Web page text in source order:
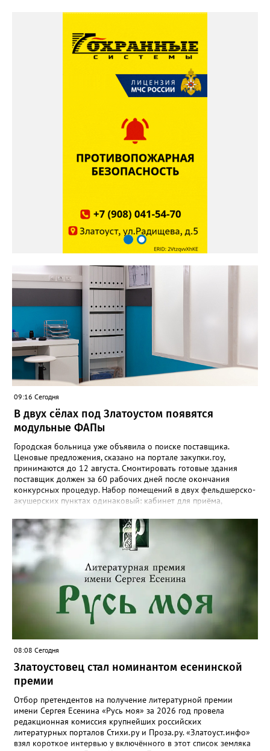
владельца автовокзала в конечном пункте маршрута либо
Чтобы вернуть забытое, пассажиру придётся подтвердить
право собственности, подробно описав вещь и указав особые
приметы. Златоустовцам, оставившим вещи в городском
транспорте, советуют обращаться по телефонам +7 (3513) 666-
462 – если пропажа произошла в автобусе, +7 (3513) 673-292 –
если в трамвае. «Также уточнить информацию о забытых
откладывайте звонок — возможно, ваши вещи уже найдены!»
09:16 Сегодня
В двух сёлах под Златоустом появятся
модульные ФАПы
Городская больница уже объявила о поиске поставщика.
Ценовые предложения, сказано на портале закупки.гоу,
принимаются до 12 августа. Смонтировать готовые здания
поставщик должен за 60 рабочих дней после окончания
конкурсных процедур. Набор помещений в двух фельдшерско-
акушерских пунктах одинаковый: кабинет для приёма,
также комната для хранения лекарственных препаратов и
другие вспомогательные. В Веселовке новый ФАП
расположится на участке №58 по улице Ленина, в Кувашах –
на Советской, 79.
08:08 Сегодня
Златоустовец стал номинантом есенинской
премии
Отбор претендентов на получение литературной премии
имени Сергея Есенина «Русь моя» за 2026 год провела
редакционная комиссия крупнейших российских
литературных порталов Стихи.ру и Проза.ру. «Златоуст.инфо»
взял короткое интервью у включённого в этот список земляка